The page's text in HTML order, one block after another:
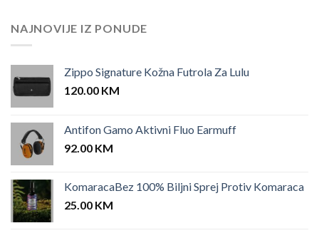
NAJNOVIJE IZ PONUDE
Zippo Signature Kožna Futrola Za Lulu
120.00 KM
Antifon Gamo Aktivni Fluo Earmuff
92.00 KM
KomaracaBez 100% Biljni Sprej Protiv Komaraca
25.00 KM